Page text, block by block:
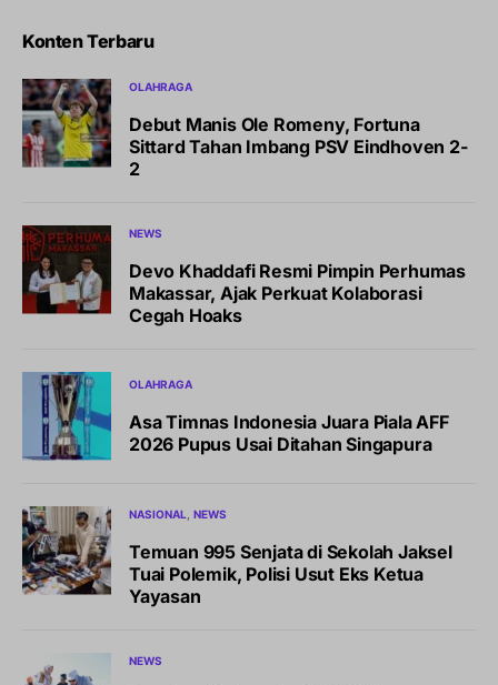
Konten Terbaru
OLAHRAGA
Debut Manis Ole Romeny, Fortuna
Sittard Tahan Imbang PSV Eindhoven 2-
2
NEWS
Devo Khaddafi Resmi Pimpin Perhumas
Makassar, Ajak Perkuat Kolaborasi
Cegah Hoaks
OLAHRAGA
Asa Timnas Indonesia Juara Piala AFF
2026 Pupus Usai Ditahan Singapura
NASIONAL NEWS
Temuan 995 Senjata di Sekolah Jaksel
Tuai Polemik, Polisi Usut Eks Ketua
Yayasan
NEWS